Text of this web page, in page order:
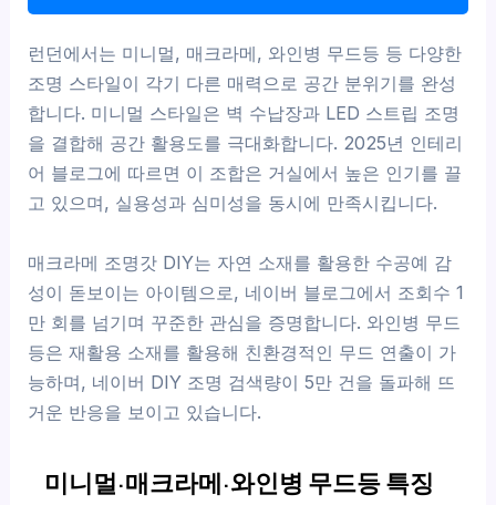
런던에서는 미니멀, 매크라메, 와인병 무드등 등 다양한
조명 스타일이 각기 다른 매력으로 공간 분위기를 완성
합니다. 미니멀 스타일은 벽 수납장과 LED 스트립 조명
을 결합해 공간 활용도를 극대화합니다. 2025년 인테리
어 블로그에 따르면 이 조합은 거실에서 높은 인기를 끌
고 있으며, 실용성과 심미성을 동시에 만족시킵니다.
매크라메 조명갓 DIY는 자연 소재를 활용한 수공예 감
성이 돋보이는 아이템으로, 네이버 블로그에서 조회수 1
만 회를 넘기며 꾸준한 관심을 증명합니다. 와인병 무드
등은 재활용 소재를 활용해 친환경적인 무드 연출이 가
능하며, 네이버 DIY 조명 검색량이 5만 건을 돌파해 뜨
거운 반응을 보이고 있습니다.
미니멀·매크라메·와인병 무드등 특징